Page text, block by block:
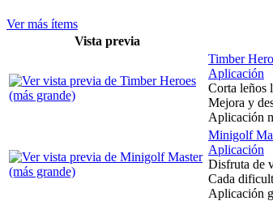
Ver más ítems
Vista previa
Timber
Aplicación
Corta leños
Mejora y
Aplicación
Minigolf
Aplicación
Disfruta de
Cada
Aplicación